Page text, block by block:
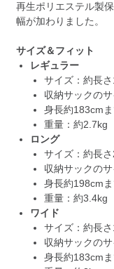
再生ポリエステル製
幅が加わりました。
サイズ＆フィット
レギュラー
サイズ：約長
収納サックの
身長約183cm
重量：約2.7kg
ロング
サイズ：約長
収納サックの
身長約198cm
重量：約3.4kg
ワイド
サイズ：約長
収納サックの
身長約183cm